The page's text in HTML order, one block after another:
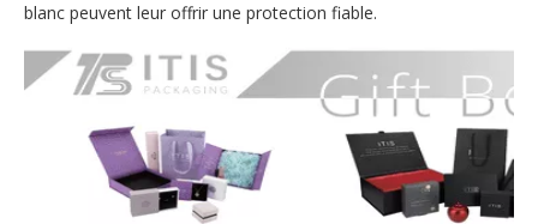
blanc peuvent leur offrir une protection fiable.